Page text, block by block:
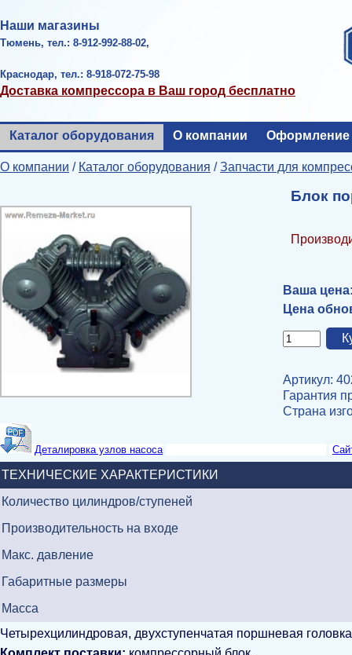
Наши магазины
Тюмень, тел.: 8-912-992-88-02,
Краснодар, тел.: 8-918-072-75-98
Доставка компрессора в Ваш город бесплатно
Каталог оборудования О компании Оформление
О компании / Каталог оборудования /Запчасти для
Блок
Ваша
Цена
Артикул:
Гарантия
Страна
Деталировка узлов насоса
ТЕХНИЧЕСКИЕ ХАРАКТЕРИСТИКИ
Количество цилиндров/ступеней
Производительность на входе
Макс. давление
Габаритные размеры
Масса
Четырехцилиндровая, двухступенчатая поршневая головка